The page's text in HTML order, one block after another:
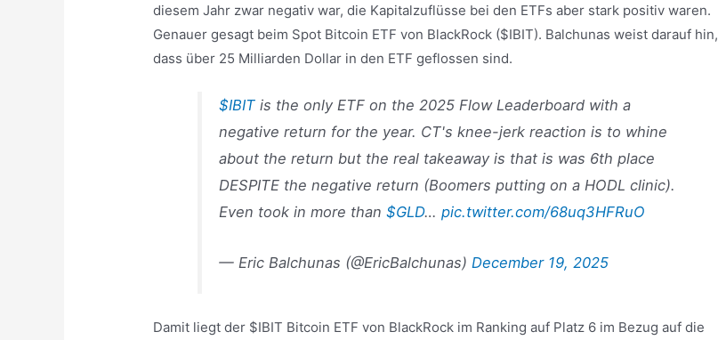
diesem Jahr zwar negativ war, die Kapitalzuflüsse bei den ETFs aber stark positiv waren.
Genauer gesagt beim Spot Bitcoin ETF von BlackRock ($IBIT). Balchunas weist darauf hin,
dass über 25 Milliarden Dollar in den ETF geflossen sind.
$IBIT is the only ETF on the 2025 Flow Leaderboard with a
negative return for the year. CT's knee-jerk reaction is to whine
about the return but the real takeaway is that is was 6th place
DESPITE the negative return (Boomers putting on a HODL clinic).
Even took in more than$GLD…pic.twitter.com/68uq3HFRuO
— Eric Balchunas (@EricBalchunas) December 19, 2025
Damit liegt der $IBIT Bitcoin ETF von BlackRock im Ranking auf Platz 6 im Bezug auf die